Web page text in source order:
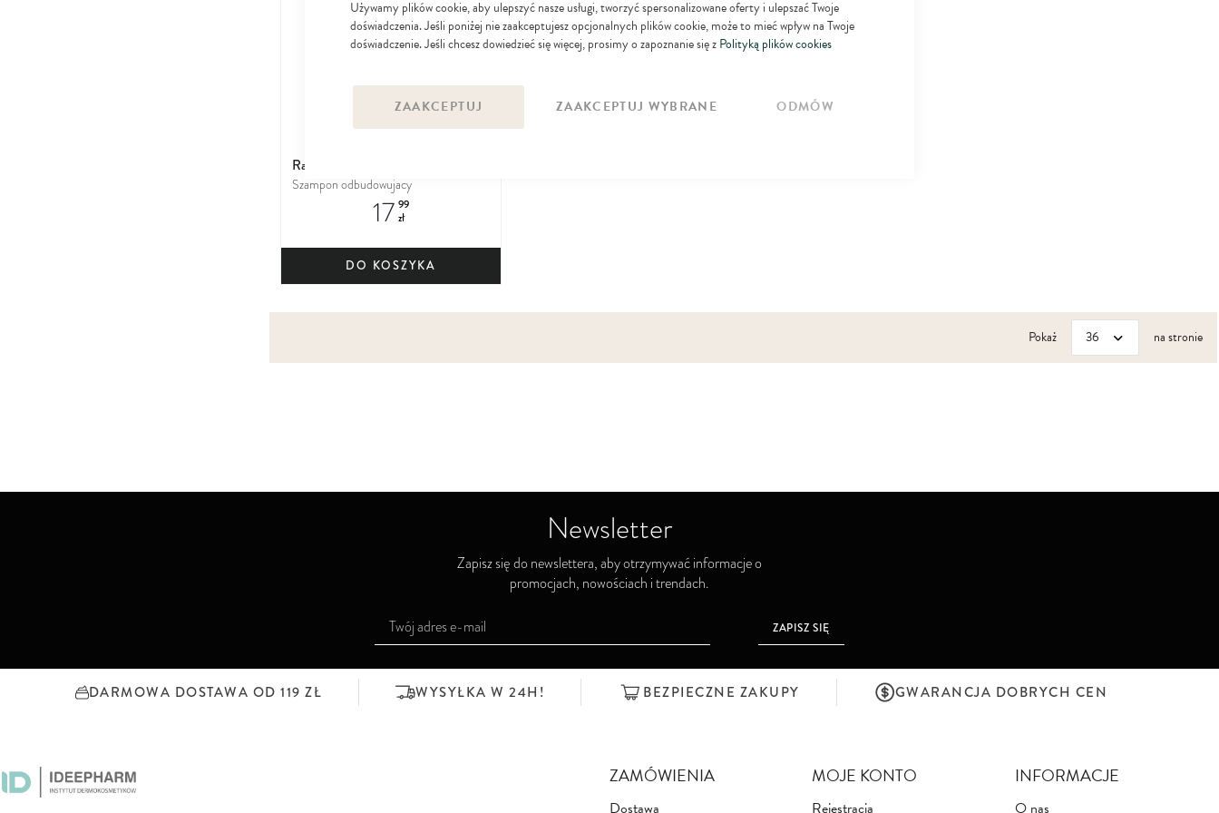
Używamy plików cookie, aby ulepszyć nasze usługi, tworzyć spersonalizowane oferty i ulepszać Twoje
doświadczenia. Jeśli poniżej nie zaakceptujesz opcjonalnych plików cookie, może to mieć wpływ na Twoje
doświadczenie. Jeśli chcesz dowiedzieć się więcej, prosimy o zapoznanie się zPolityką plików cookies
ZAAKCEPTUJ ZAAKCEPTUJ WYBRANE ODMÓW
Radical Med
Szampon odbudowujacy
17 99
zł
DO KOSZYKA
ulubionych
Pokaż na stronie
Newsletter
Zapisz się do newslettera, aby otrzymywać informacje o
promocjach, nowościach i trendach.
u
ZAPISZ SIĘ
DARMOWA DOSTAWA OD 119 ZŁ WYSYŁKA W 24H! BEZPIECZNE ZAKUPY GWARANCJA DOBRYCH CEN
ZAMÓWIENIA
Dostawa
MOJE KONTO
Rejestracja
INFORMACJE
O nas